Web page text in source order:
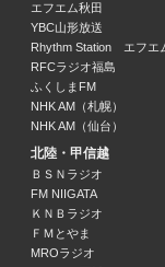
10:55 ～ 11:00
ニュース
11:00 ～ 11:05
江崎史恵(アナウンサー)
11:05 ～ 11:50
気象情報・交通情報（
11:50 ～ 12:00
エフエム秋田
YBC山形放送
Rhythm Station エフエ
RFCラジオ福島
ふくしまFM
NHK AM（札幌）
NHK AM（仙台）
北陸・甲信越
ＢＳＮラジオ
FM NIIGATA
ＫＮＢラジオ
ＦＭとやま
MROラジオ